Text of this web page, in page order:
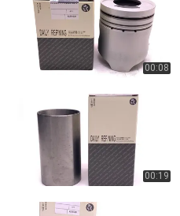
00:08
00:19